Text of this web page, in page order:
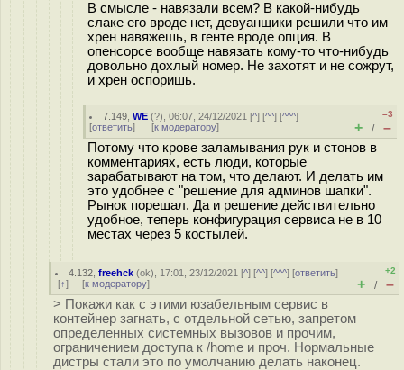
В смысле - навязали всем? В какой-нибудь
слаке его вроде нет, девуанщики решили что им
хрен навяжешь, в генте вроде опция. В
опенсорсе вообще навязать кому-то что-нибудь
довольно дохлый номер. Не захотят и не сожрут,
и хрен оспоришь.
7.149 ,WE (?), 06:07, 24/12/2021 [^] [^^] [^^^]
[ответить] [к модератору]
–3
+ / –
Потому что крове заламывания рук и стонов в
комментариях, есть люди, которые
зарабатывают на том, что делают. И делать им
это удобнее с "решение для админов шапки".
Рынок порешал. Да и решение действительно
удобное, теперь конфигурация сервиса не в 10
местах через 5 костылей.
4.132 ,freehck (ok), 17:01, 23/12/2021 [^] [^^] [^^^] [ответить]
[↑] [к модератору]
+2
+ / –
> Покажи как с этими юзабельным сервис в
контейнер загнать, с отдельной сетью, запретом
определенных системных вызовов и прочим,
ограничением доступа к /home и проч. Нормальные
дистры стали это по умолчанию делать наконец.